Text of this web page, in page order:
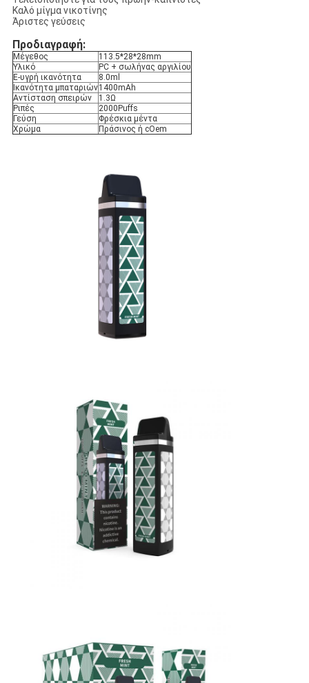
Καλό μίγμα νικοτίνης
Άριστες γεύσεις
Προδιαγραφή:
Μέγεθος
113.5*28*28mm
Υλικό
PC + σωλήνας αργιλίου
Ε-υγρή ικανότητα
8.0ml
Ικανότητα μπαταριών1400mAh
Αντίσταση σπειρών
1.3Ω
Ριπές
2000Puffs
Γεύση
Φρέσκια μέντα
Χρώμα
Πράσινος ή cOem